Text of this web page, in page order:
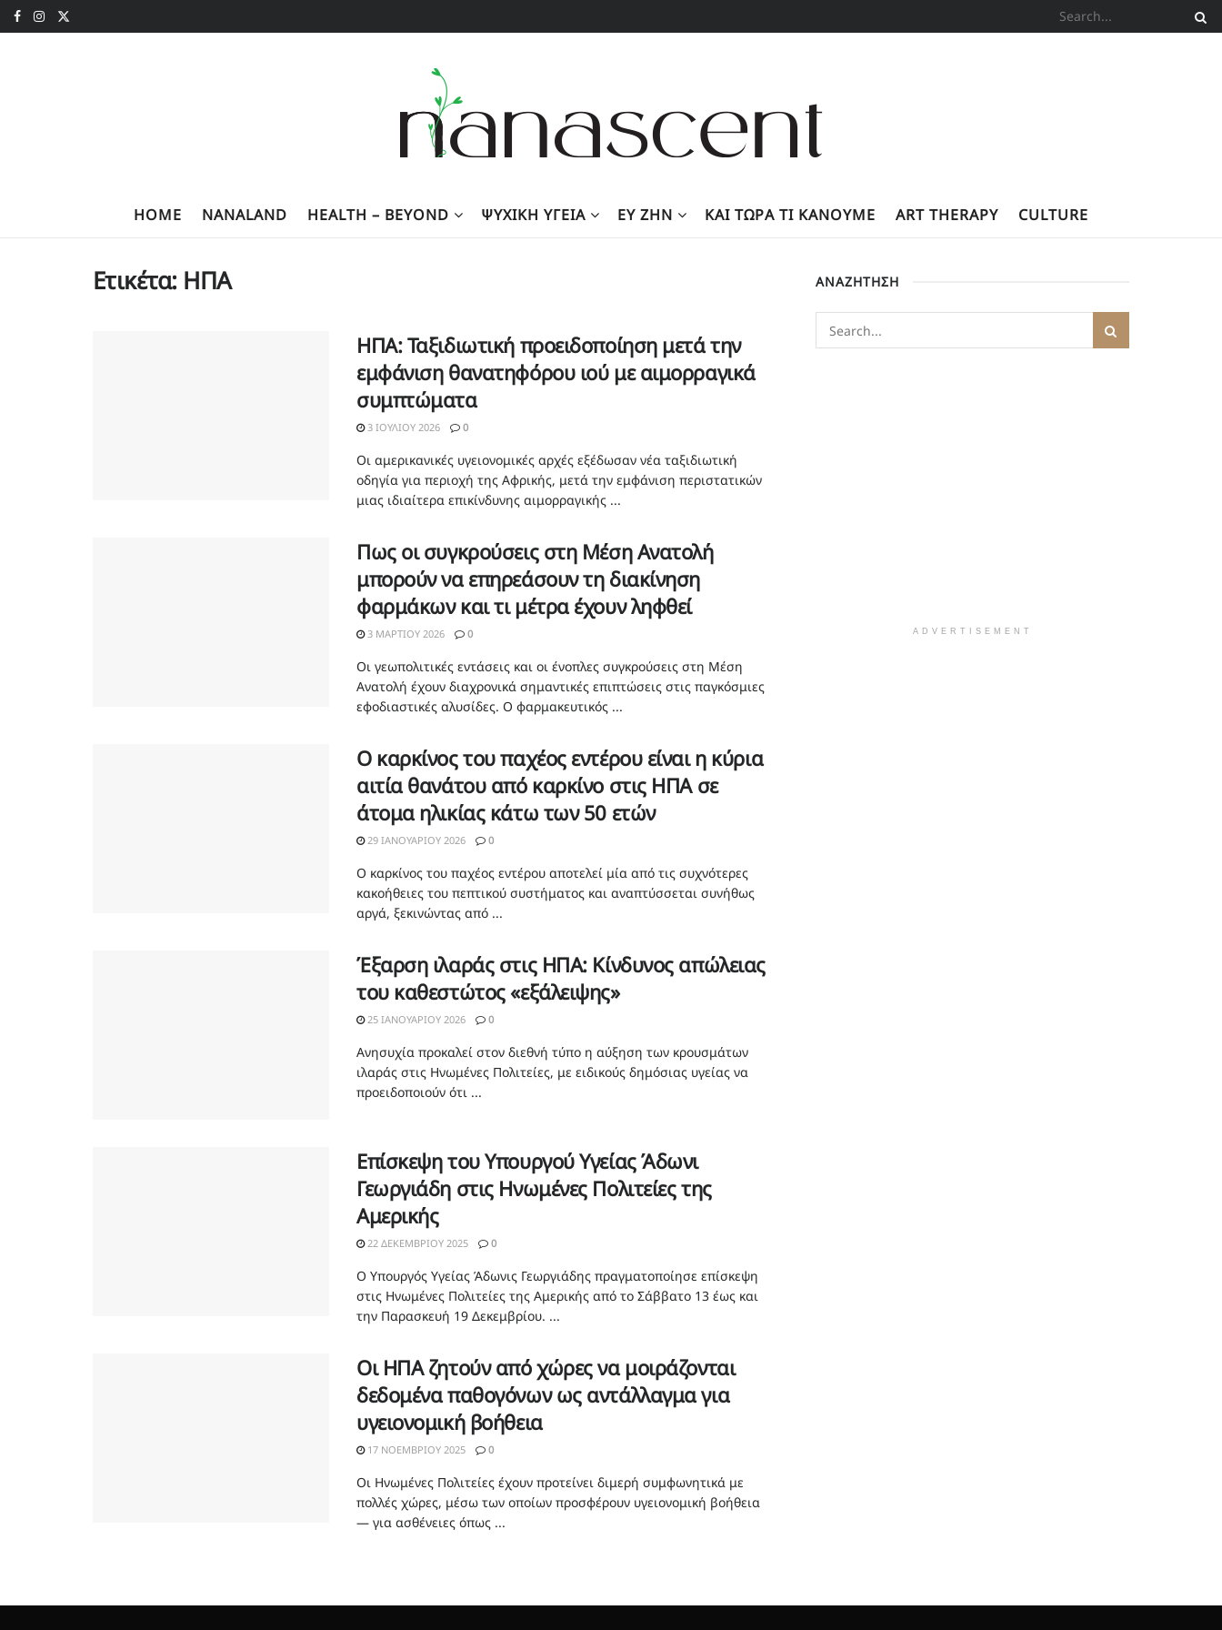
HOME NANALAND HEALTH – BEYOND ΨΥΧΙΚΉ ΥΓΕΊΑ ΕΥ ΖΗΝ KΑΙ ΤΏΡΑ ΤΙ ΚΆΝΟΥΜΕ ART THERAPY CULTURE
Ετικέτα: ΗΠΑ
ΗΠΑ: Ταξιδιωτική προειδοποίηση μετά την
εμφάνιση θανατηφόρου ιού με αιμορραγικά
συμπτώματα
3 ΙΟΥΛΊΟΥ 2026 0
Οι αμερικανικές υγειονομικές αρχές εξέδωσαν νέα ταξιδιωτική
οδηγία για περιοχή της Αφρικής, μετά την εμφάνιση περιστατικών
μιας ιδιαίτερα επικίνδυνης αιμορραγικής ...
Πως οι συγκρούσεις στη Μέση Ανατολή
μπορούν να επηρεάσουν τη διακίνηση
φαρμάκων και τι μέτρα έχουν ληφθεί
3 ΜΑΡΤΊΟΥ 2026 0
Οι γεωπολιτικές εντάσεις και οι ένοπλες συγκρούσεις στη Μέση
Ανατολή έχουν διαχρονικά σημαντικές επιπτώσεις στις παγκόσμιες
εφοδιαστικές αλυσίδες. Ο φαρμακευτικός ...
Ο καρκίνος του παχέος εντέρου είναι η κύρια
αιτία θανάτου από καρκίνο στις ΗΠΑ σε
άτομα ηλικίας κάτω των 50 ετών
29 ΙΑΝΟΥΑΡΊΟΥ 2026 0
Ο καρκίνος του παχέος εντέρου αποτελεί μία από τις συχνότερες
κακοήθειες του πεπτικού συστήματος και αναπτύσσεται συνήθως
αργά, ξεκινώντας από ...
Έξαρση ιλαράς στις ΗΠΑ: Κίνδυνος απώλειας
του καθεστώτος «εξάλειψης»
25 ΙΑΝΟΥΑΡΊΟΥ 2026 0
Ανησυχία προκαλεί στον διεθνή τύπο η αύξηση των κρουσμάτων
ιλαράς στις Ηνωμένες Πολιτείες, με ειδικούς δημόσιας υγείας να
προειδοποιούν ότι ...
Επίσκεψη του Υπουργού Υγείας Άδωνι
Γεωργιάδη στις Ηνωμένες Πολιτείες της
Αμερικής
22 ΔΕΚΕΜΒΡΊΟΥ 2025 0
Ο Υπουργός Υγείας Άδωνις Γεωργιάδης πραγματοποίησε επίσκεψη
στις Ηνωμένες Πολιτείες της Αμερικής από το Σάββατο 13 έως και
την Παρασκευή 19 Δεκεμβρίου. ...
Οι ΗΠΑ ζητούν από χώρες να μοιράζονται
δεδομένα παθογόνων ως αντάλλαγμα για
υγειονομική βοήθεια
17 ΝΟΕΜΒΡΊΟΥ 2025 0
Οι Ηνωμένες Πολιτείες έχουν προτείνει διμερή συμφωνητικά με
πολλές χώρες, μέσω των οποίων προσφέρουν υγειονομική βοήθεια
— για ασθένειες όπως ...
ΑΝΑΖΗΤΗΣΗ
ADVERTISEMENT